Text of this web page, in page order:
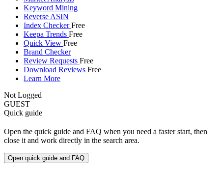
Keyword Mining
Reverse ASIN
Index CheckerFree
Keepa Trends Free
Quick View Free
Brand Checker
Review Requests Free
Download Reviews Free
Learn More
Not Logged
GUEST
Quick guide
Open the quick guide and FAQ when you need a faster start, then
close it and work directly in the search area.
Open quick guide and FAQ